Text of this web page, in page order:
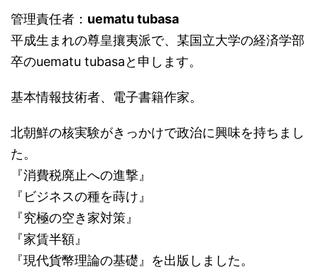
管理責任者： uematu tubasa
平成生まれの尊皇攘夷派で、某国立大学の経済学部
卒のuematu tubasaと申します。
基本情報技術者、電子書籍作家。
北朝鮮の核実験がきっかけで政治に興味を持ちまし
た。
『消費税廃止への進撃』
『ビジネスの種を蒔け』
『究極の空き家対策』
『家賃半額』
『現代貨幣理論の基礎』を出版しました。